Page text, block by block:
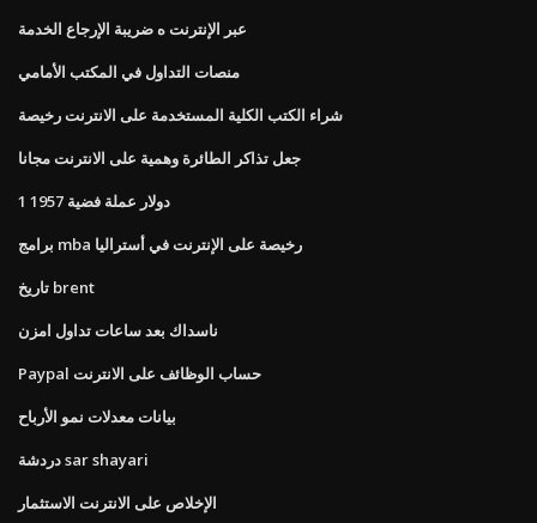
عبر الإنترنت ه ضريبة الإرجاع الخدمة
منصات التداول في المكتب الأمامي
شراء الكتب الكلية المستخدمة على الانترنت رخيصة
جعل تذاكر الطائرة وهمية على الانترنت مجانا
1 دولار عملة فضية 1957
برامج mba رخيصة على الإنترنت في أستراليا
تاريخ brent
ناسداك بعد ساعات تداول امزن
Paypal حساب الوظائف على الانترنت
بيانات معدلات نمو الأرباح
دردشة sar shayari
الإخلاص على الانترنت الاستثمار